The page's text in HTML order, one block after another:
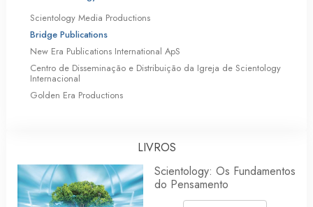
Scientology Media Productions
Bridge Publications
New Era Publications International ApS
Centro de Disseminação e Distribuição da Igreja de Scientology
Internacional
Golden Era Productions
LIVROS
Scientology: Os Fundamentos
do Pensamento